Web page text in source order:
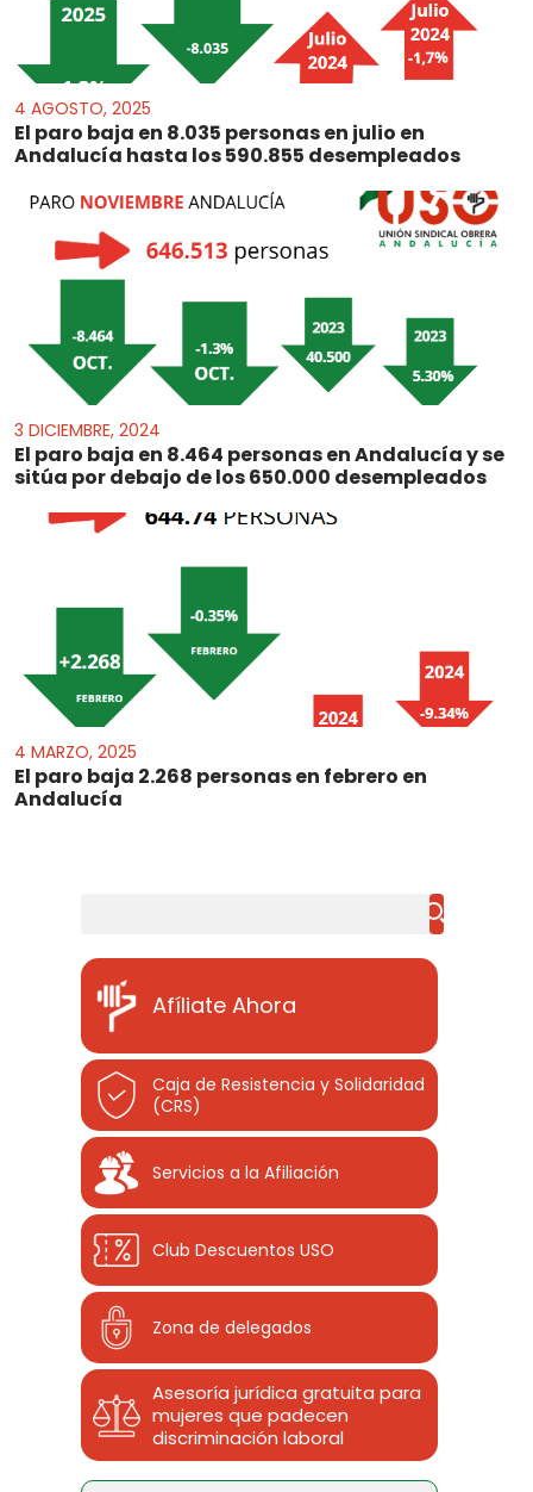
4 AGOSTO, 2025
El paro baja en 8.035 personas en julio en
Andalucía hasta los 590.855 desempleados
3 DICIEMBRE, 2024
El paro baja en 8.464 personas en Andalucía y se
sitúa por debajo de los 650.000 desempleados
4 MARZO, 2025
El paro baja 2.268 personas en febrero en
Andalucía
Afíliate Ahora
Caja de Resistencia y Solidaridad
(CRS)
Servicios a la Afiliación
Club Descuentos USO
Zona de delegados
Asesoría jurídica gratuita para
mujeres que padecen
discriminación laboral